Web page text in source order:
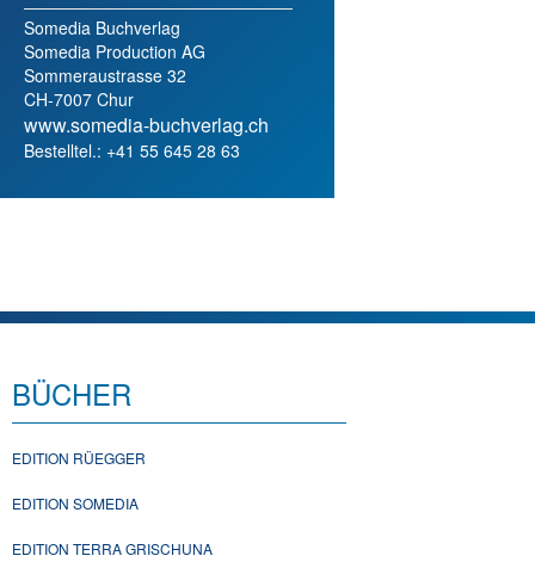
Somedia Buchverlag
Somedia Production AG
Sommeraustrasse 32
CH-7007 Chur
www.somedia-buchverlag.ch
Bestelltel.: +41 55 645 28 63
BÜCHER
EDITION RÜEGGER
EDITION SOMEDIA
EDITION TERRA GRISCHUNA